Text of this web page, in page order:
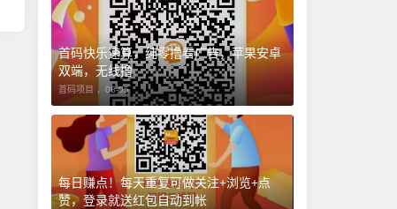
首码快乐速算，纯零撸看广告，苹果安卓
双端，无线撸
首码项目 ， 08-05
每日赚点！每天重复可做关注+浏览+点
赞，登录就送红包自动到帐